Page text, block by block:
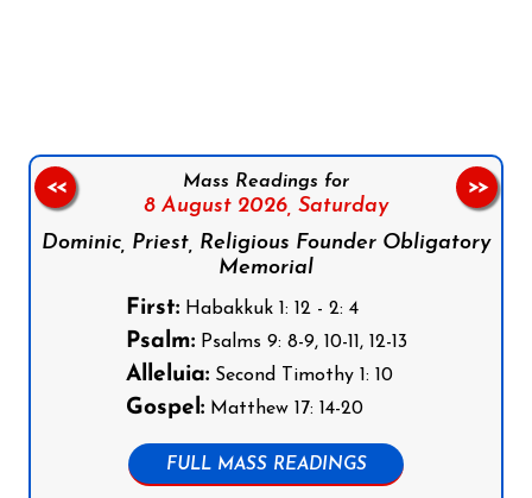
Mass Readings for
8 August 2026, Saturday
Dominic, Priest, Religious Founder Obligatory
Memorial
First:Habakkuk 1: 12 - 2: 4
Psalm:Psalms 9: 8-9, 10-11, 12-13
Alleluia:Second Timothy 1: 10
Gospel:Matthew 17: 14-20
FULL MASS READINGS
<< >>